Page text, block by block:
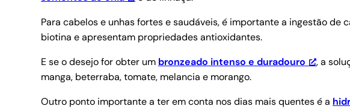
Para cabelos e unhas fortes e saudáveis, é importante a ingestão de
biotina e apresentam propriedades antioxidantes.
E se o desejo for obter um bronzeado intenso e duradouro
, a
manga, beterraba, tomate, melancia e morango.
Outro ponto importante a ter em conta nos dias mais quentes é a